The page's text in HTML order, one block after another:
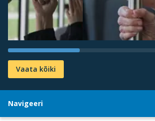
Vaata kõiki
Navigeeri